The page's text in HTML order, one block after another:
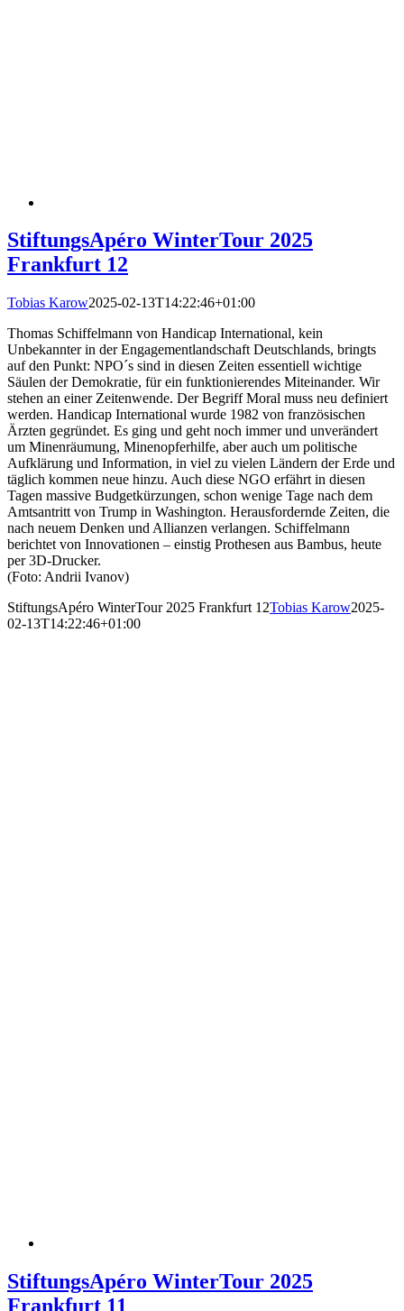
StiftungsApéro WinterTour 2025
Frankfurt 12
Tobias Karow2025-02-13T14:22:46+01:00
Thomas Schiffelmann von Handicap International, kein
Unbekannter in der Engagementlandschaft Deutschlands, bringts
auf den Punkt: NPO´s sind in diesen Zeiten essentiell wichtige
Säulen der Demokratie, für ein funktionierendes Miteinander. Wir
stehen an einer Zeitenwende. Der Begriff Moral muss neu definiert
werden. Handicap International wurde 1982 von französischen
Ärzten gegründet. Es ging und geht noch immer und unverändert
um Minenräumung, Minenopferhilfe, aber auch um politische
Aufklärung und Information, in viel zu vielen Ländern der Erde und
täglich kommen neue hinzu. Auch diese NGO erfährt in diesen
Tagen massive Budgetkürzungen, schon wenige Tage nach dem
Amtsantritt von Trump in Washington. Herausfordernde Zeiten, die
nach neuem Denken und Allianzen verlangen. Schiffelmann
berichtet von Innovationen – einstig Prothesen aus Bambus, heute
per 3D-Drucker.
(Foto: Andrii Ivanov)
StiftungsApéro WinterTour 2025 Frankfurt 12Tobias Karow2025-
02-13T14:22:46+01:00
StiftungsApéro WinterTour 2025
Frankfurt 11